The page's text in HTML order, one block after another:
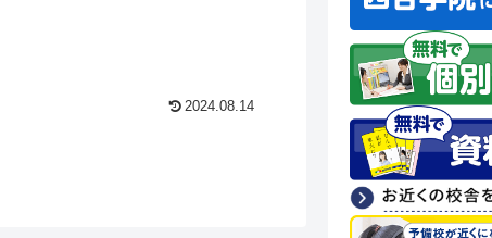
2024.08.14